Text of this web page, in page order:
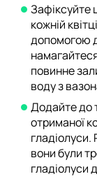
Зафіксуйте
кожній
допомогою
повинне
воду з
Додайте до
отриманої
гладіолуси.
вони були
гладіолуси